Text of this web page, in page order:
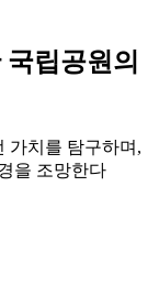
립공원의
가치를 탐구하며,
을 조망한다